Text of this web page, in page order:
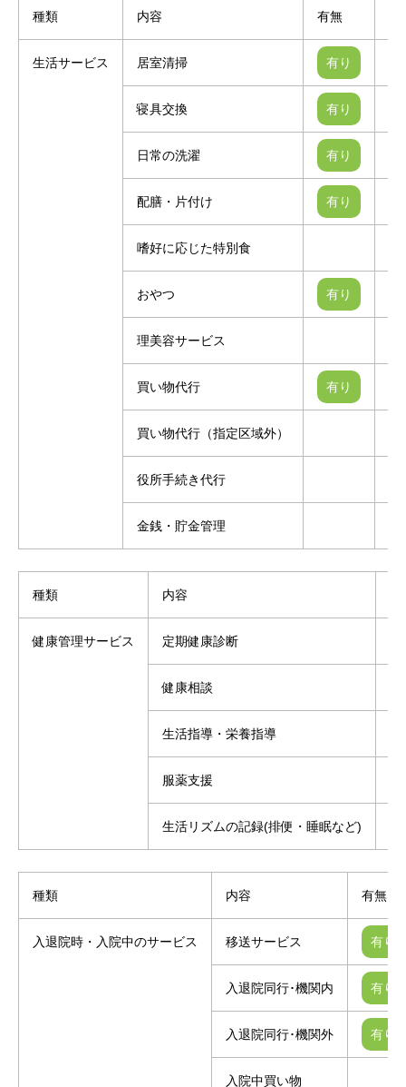
種類 内容 有無
生活サービス 居室清掃
寝具交換
日常の洗濯
配膳・片付け
嗜好に応じた特別食
おやつ
理美容サービス
買い物代行
買い物代行（指定区域外）
役所手続き代行
金銭・貯金管理
種類 内容
健康管理サービス 定期健康診断
健康相談
生活指導・栄養指導
服薬支援
生活リズムの記録(排便・睡眠など)
種類 内容 有無
入退院時・入院中のサービス 移送サービス
入退院同行･機関内
入退院同行･機関外
入院中買い物